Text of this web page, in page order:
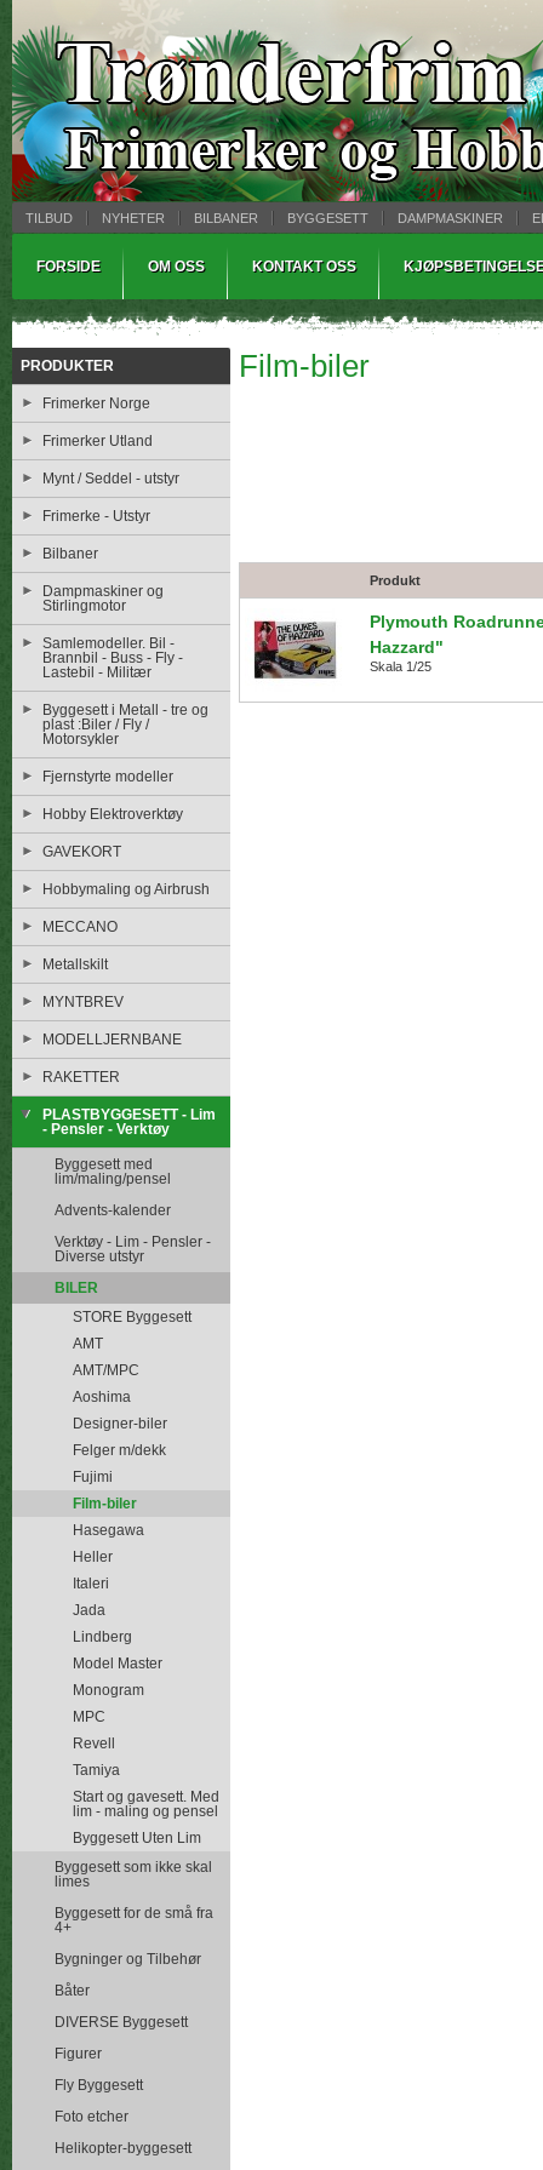
TILBUD NYHETER BILBANER BYGGESETT DAMPMASKINER
FORSIDE OM OSS KONTAKT OSS
PRODUKTER
Frimerker Norge
Frimerker Utland
Mynt / Seddel - utstyr
Frimerke - Utstyr
Bilbaner
Dampmaskiner og
Stirlingmotor
Samlemodeller. Bil -
Brannbil - Buss - Fly -
Lastebil - Militær
Byggesett i Metall - tre og
plast :Biler / Fly /
Motorsykler
Fjernstyrte modeller
Hobby Elektroverktøy
GAVEKORT
Hobbymaling og Airbrush
MECCANO
Metallskilt
MYNTBREV
MODELLJERNBANE
RAKETTER
PLASTBYGGESETT - Lim
- Pensler - Verktøy
Byggesett med
lim/maling/pensel
Advents-kalender
Verktøy - Lim - Pensler -
Diverse utstyr
BILER
STORE Byggesett
AMT
AMT/MPC
Aoshima
Designer-biler
Felger m/dekk
Fujimi
Film-biler
Hasegawa
Heller
Italeri
Jada
Lindberg
Model Master
Monogram
MPC
Revell
Tamiya
Start og gavesett. Med
lim - maling og pensel
Byggesett Uten Lim
Byggesett som ikke skal
limes
Byggesett for de små fra
4+
Bygninger og Tilbehør
Båter
DIVERSE Byggesett
Figurer
Fly Byggesett
Foto etcher
Helikopter-byggesett
Film-biler
Produkt
Plymouth
Hazzard"
Skala 1/25